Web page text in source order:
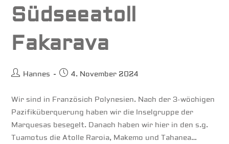
Südseeatoll
Fakarava
Beitrags-
Hannes
Beitrag
4. November 2024
Wir sind in Französich Polynesien. Nach der 3-wöchigen
Pazifiküberquerung haben wir die Inselgruppe der
Marquesas besegelt. Danach haben wir hier in den s.g.
Tuamotus die Atolle Raroia, Makemo und Tahanea…